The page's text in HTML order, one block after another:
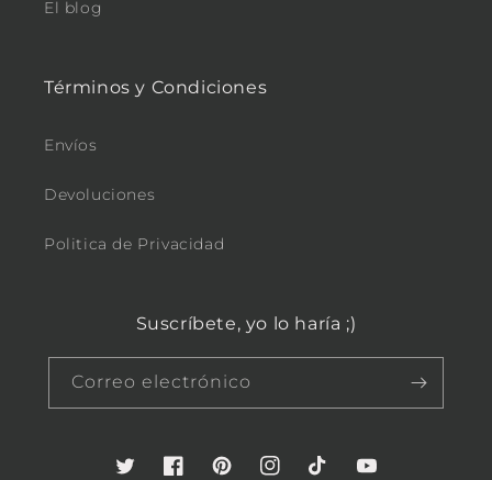
El blog
Términos y Condiciones
Envíos
Devoluciones
Politica de Privacidad
Suscríbete, yo lo haría ;)
Correo electrónico